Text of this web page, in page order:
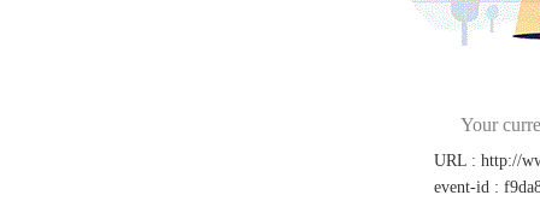
Your
URL : http://
event-id :